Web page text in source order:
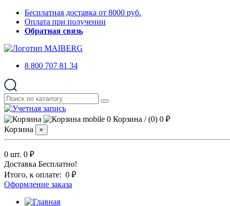
Бесплатная доставка от 8000 руб.
Оплата при получении
Обратная связь
8 800 707 81 34
0 Корзина /(0) 0 ₽
Корзина
×
0 шт. 0 ₽
Доставка Бесплатно!
Итого, к оплате: 0 ₽
Оформление заказа